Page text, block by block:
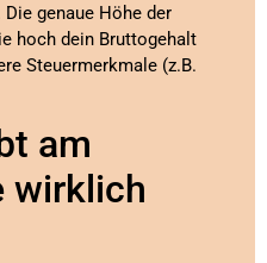
genaue Höhe der
hoch dein Bruttogehalt
Steuermerkmale (z.B.
am
wirklich